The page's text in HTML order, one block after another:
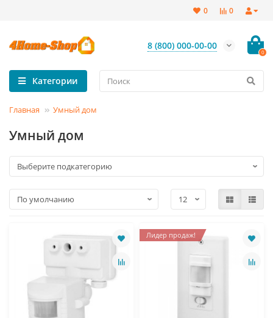
0
0
8 (800) 000-00-00
0
Категории
Главная Умный дом
Умный дом
Лидер продаж!